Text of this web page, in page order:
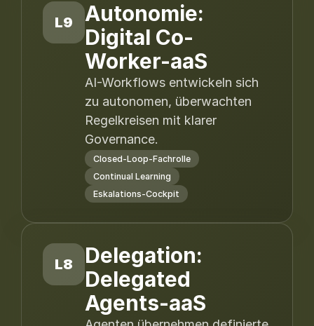
L9
Autonomie:
Digital Co-
Worker-aaS
AI-Workflows entwickeln sich
zu autonomen, überwachten
Regelkreisen mit klarer
Governance.
Closed-Loop-Fachrolle
Continual Learning
Eskalations-Cockpit
L8
Delegation:
Delegated
Agents-aaS